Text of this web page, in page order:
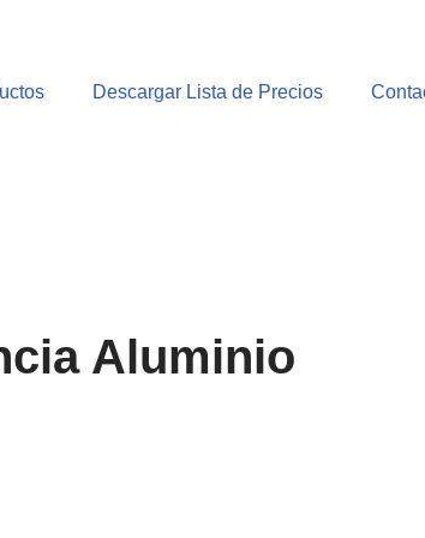
Descargar Lista de Precios
Aluminio